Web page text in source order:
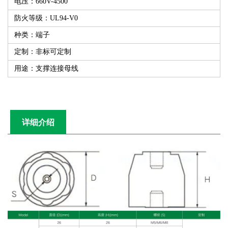
防火等级：UL94-V0
种类：端子
定制：非标可定制
用途：支撑连接母线
详细介绍